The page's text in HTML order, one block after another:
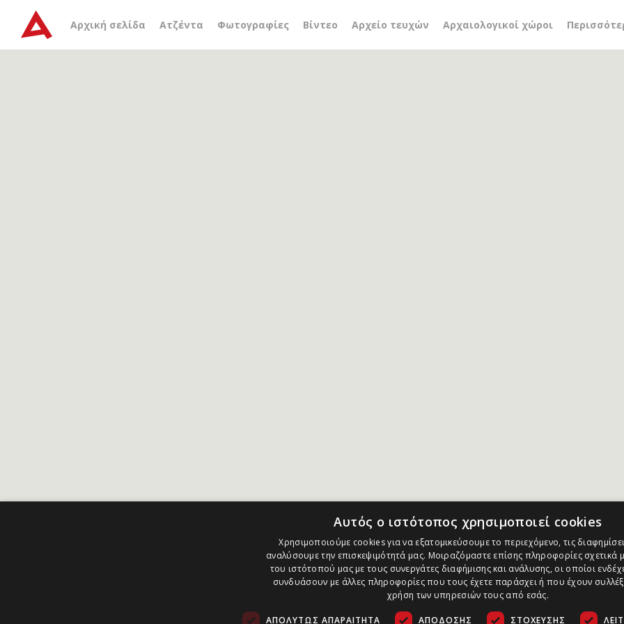
Αρχική σελίδα Ατζέντα Φωτογραφίες Βίντεο Αρχείο τευχών Αρχαιολογικοί χώροι
Αρχείο ετικέτας μνημείο της φύσης
Αυτός ο ιστότοπος χρησιμοποιεί cookies
Χρησιμοποιούμε cookies για να εξατομικεύσουμε το περιεχόμενο, τις
αναλύσουμε την επισκεψιμότητά μας. Μοιραζόμαστε επίσης πληροφορίες σχετικά
του ιστότοπού μας με τους συνεργάτες διαφήμισης και ανάλυσης, οι οποίοι
συνδυάσουν με άλλες πληροφορίες που τους έχετε παράσχει ή που έχουν
χρήση των υπηρεσιών τους από εσάς.
ΑΠΟΛΎΤΩΣ ΑΠΑΡΑΊΤΗΤΑ ΑΠΌΔΟΣΗΣ ΣΤΌΧΕΥΣΗΣ